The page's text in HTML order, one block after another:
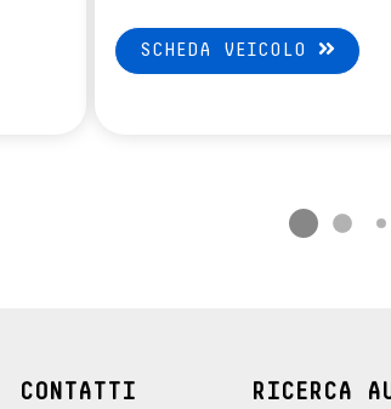
SCHEDA VEICOLO
CONTATTI RICERCA